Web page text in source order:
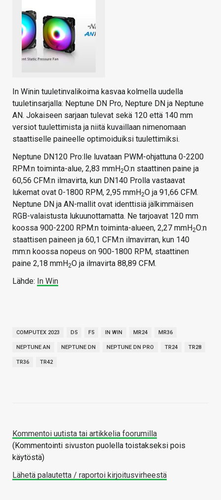
In Winin tuuletinvalikoima kasvaa kolmella uudella
tuuletinsarjalla: Neptune DN Pro, Nepture DN ja Neptune
AN. Jokaiseen sarjaan tulevat sekä 120 että 140 mm
versiot tuulettimista ja niitä kuvaillaan nimenomaan
staattiselle paineelle optimoiduiksi tuulettimiksi.
Neptune DN120 Pro:lle luvataan PWM-ohjattuna 0-2200
RPM:n toiminta-alue, 2,83 mmH2O:n staattinen paine ja
60,56 CFM:n ilmavirta, kun DN140 Prolla vastaavat
lukemat ovat 0-1800 RPM, 2,95 mmH2O ja 91,66 CFM.
Neptune DN ja AN-mallit ovat identtisiä jälkimmäisen
RGB-valaistusta lukuunottamatta. Ne tarjoavat 120 mm
koossa 900-2200 RPM:n toiminta-alueen, 2,27 mmH2O:n
staattisen paineen ja 60,1 CFM:n ilmavirran, kun 140
mm:n koossa nopeus on 900-1800 RPM, staattinen
paine 2,18 mmH2O ja ilmavirta 88,89 CFM.
Lähde: In Win
COMPUTEX 2023 D5 F5 IN WIN MR24 MR36
NEPTUNE AN NEPTUNE DN NEPTUNE DN PRO TR24 TR28
TR36 TR42
Kommentoi uutista tai artikkelia foorumilla
(Kommentointi sivuston puolella toistakseksi pois
käytöstä)
Lähetä palautetta / raportoi kirjoitusvirheestä